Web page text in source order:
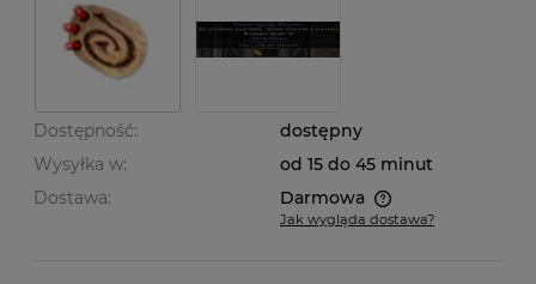
Dostępność:
dostępny
Wysyłka w:
od 15 do 45 minut
Dostawa:
Darmowa
Cena nie zawiera ewentualnych kosztów płatności
Jak wygląda dostawa?